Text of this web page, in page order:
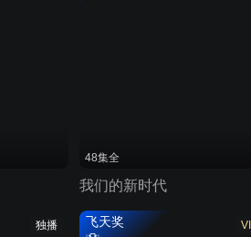
48集全
我们的新时代
独播 飞天奖